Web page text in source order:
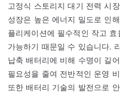
고정식 스토리지 대기 전력 시
성장은 높은 에너지 밀도로 인
플리케이션에 필수적인 작고
가능하기 때문일 수 있습니다.
납축 배터리에 비해 수명이 길
필요성을 줄여 전반적인 운영
또한 배터리 기술의 발전으로